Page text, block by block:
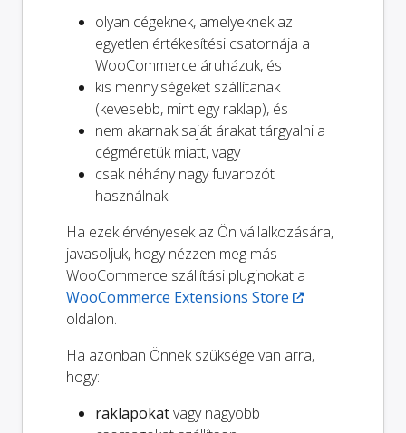
olyan cégeknek, amelyeknek az
egyetlen értékesítési csatornája a
WooCommerce áruházuk, és
kis mennyiségeket szállítanak
(kevesebb, mint egy raklap), és
nem akarnak saját árakat tárgyalni a
cégméretük miatt, vagy
csak néhány nagy fuvarozót
használnak.
Ha ezek érvényesek az Ön vállalkozására,
javasoljuk, hogy nézzen meg más
WooCommerce szállítási pluginokat a
WooCommerce Extensions Store
oldalon.
Ha azonban Önnek szüksége van arra,
hogy:
raklapokatvagy nagyobb